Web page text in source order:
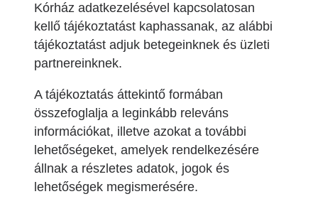
Kórház adatkezelésével kapcsolatosan
kellő tájékoztatást kaphassanak, az alábbi
tájékoztatást adjuk betegeinknek és üzleti
partnereinknek.
A tájékoztatás áttekintő formában
összefoglalja a leginkább releváns
információkat, illetve azokat a további
lehetőségeket, amelyek rendelkezésére
állnak a részletes adatok, jogok és
lehetőségek megismerésére.